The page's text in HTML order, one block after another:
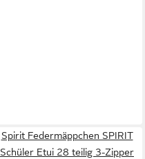
Spirit Federmäppchen SPIRIT
Schüler Etui 28 teilig 3-Zipper